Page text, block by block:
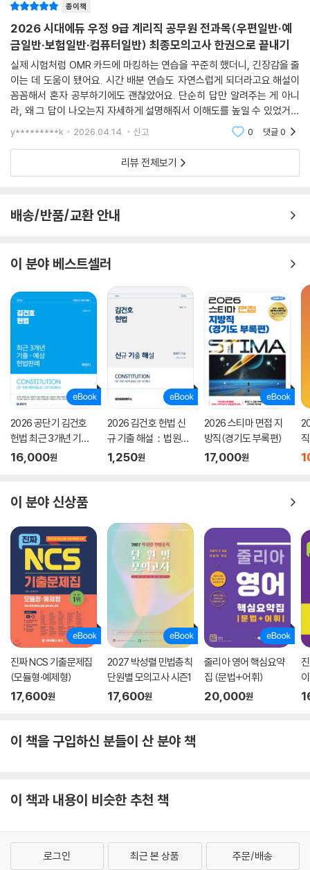
종이책
2026 시대에듀 우정 9급 계리직 공무원 전과목(우편일반·예
금일반·보험일반·컴퓨터일반) 최종모의고사 한권으로 끝내기
실제 시험처럼 OMR 카드에 마킹하는 연습을 꾸준히 했더니, 긴장감을 줄
이는 데 도움이 됐어요. 시간 배분 연습도 자연스럽게 되더라고요.해설이
꼼꼼해서 혼자 공부하기에도 괜찮았어요. 단순히 답만 알려주는 게 아니
라, 왜 그 답이 나오는지 자세하게 설명해줘서 이해도를 높일 수 있었거든
요.최신 기출문제 강의가 무료로 제공되는 점도 좋았어요. 문제 풀이 팁이
나 함정을 피하는 방
y*********k 2026.04.14. 신고 0 댓글0
리뷰 전체보기
배송/반품/교환 안내
이 분야 베스트셀러
2026 공단기 김건호
헌법 최근 3개년 기출·
예상 헌법판례 하반기
16,000원
2026 김건호 헌법 신
규 기출 해설：법원직
9급
1,250원
2026 스티마 면접 지
방직(경기도 부록편)
17,000원
이 분야 신상품
진짜 NCS 기출문제집
(모듈형·예제형)
17,600원
2027 박성렬 민법총칙
단원별 모의고사 시즌1
17,600원
줄리아 영어 핵심요약
집 (문법+어휘)
20,000원
이 책을 구입하신 분들이 산 분야 책
이 책과 내용이 비슷한 추천 책
로그인 최근 본 상품 주문/배송